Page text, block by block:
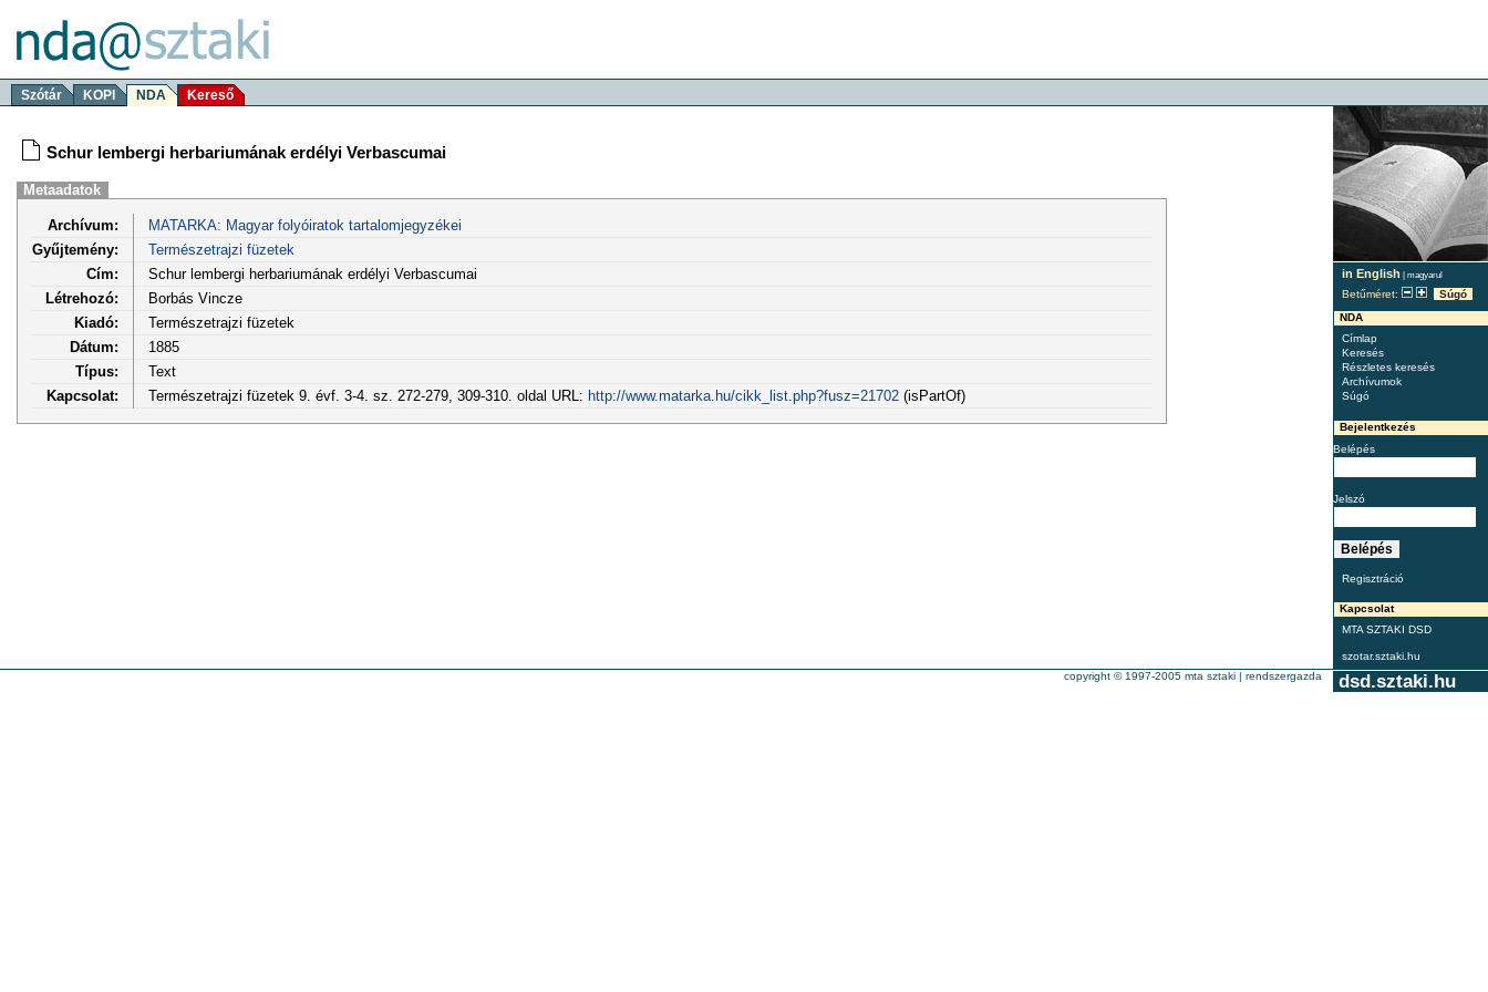
Szótár KOPI NDA Kereső
in English | magyarul
Betűméret:
Súgó
NDA
Címlap
Keresés
Részletes keresés
Archívumok
Súgó
Bejelentkezés
Belépés
Jelszó
Regisztráció
Kapcsolat
MTA SZTAKI DSD
szotar.sztaki.hu
Schur lembergi herbariumának erdélyi Verbascumai
Metaadatok
Archívum:
MATARKA: Magyar folyóiratok tartalomjegyzékei
Gyűjtemény:
Természetrajzi füzetek
Cím:
Schur lembergi herbariumának erdélyi Verbascumai
Létrehozó:
Borbás Vincze
Kiadó:
Természetrajzi füzetek
Dátum:
1885
Típus:
Text
Kapcsolat:
Természetrajzi füzetek 9. évf. 3-4. sz. 272-279, 309-310. oldal URL: http://www.matarka.hu/cikk_list.php?fusz=21702(isPartOf)
dsd.sztaki.hu
copyright © 1997-2005 mta sztaki | rendszergazda